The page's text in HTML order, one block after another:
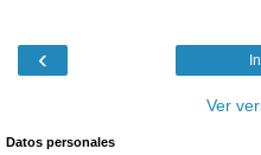
‹
Ver
Datos personales